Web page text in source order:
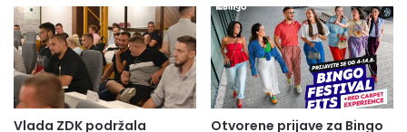
obilježje i mezarje za žrtve genocida iz 1995. godine
planirana je podrška u iznosu od 30.000 KM, dok je za
finansiranje aktivnosti Crvenog križa Zeničko-dobojskog
kantona predviđeno 20.000 KM.
Vlada ZDK podržala
Otvorene prijave za Bingo